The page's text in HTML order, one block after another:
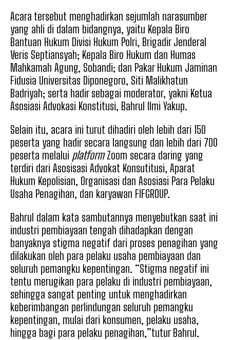
Acara tersebut menghadirkan sejumlah narasumber
yang ahli di dalam bidangnya, yaitu Kepala Biro
Bantuan Hukum Divisi Hukum Polri, Brigadir Jenderal
Veris Septiansyah; Kepala Biro Hukum dan Humas
Mahkamah Agung, Sobandi; dan Pakar Hukum Jaminan
Fidusia Universitas Diponegoro, Siti Malikhatun
Badriyah; serta hadir sebagai moderator, yakni Ketua
Asosiasi Advokasi Konstitusi, Bahrul Ilmi Yakup.
Selain itu, acara ini turut dihadiri oleh lebih dari 150
peserta yang hadir secara langsung dan lebih dari 700
peserta melalui platformZoom secara daring yang
terdiri dari Asosisasi Advokat Konsutitusi, Aparat
Hukum Kepolisian, Organisasi dan Asosiasi Para Pelaku
Usaha Penagihan, dan karyawan FIFGROUP.
Bahrul dalam kata sambutannya menyebutkan saat ini
industri pembiayaan tengah dihadapkan dengan
banyaknya stigma negatif dari proses penagihan yang
dilakukan oleh para pelaku usaha pembiayaan dan
seluruh pemangku kepentingan. “Stigma negatif ini
tentu merugikan para pelaku di industri pembiayaan,
sehingga sangat penting untuk menghadirkan
keberimbangan perlindungan seluruh pemangku
kepentingan, mulai dari konsumen, pelaku usaha,
hingga bagi para pelaku penagihan,”tutur Bahrul.